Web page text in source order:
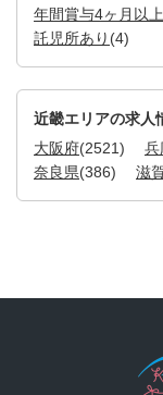
年間賞与4ヶ月以上
託児所あり (4)
近畿エリアの求人
大阪府(2521) 兵
奈良県(386) 滋